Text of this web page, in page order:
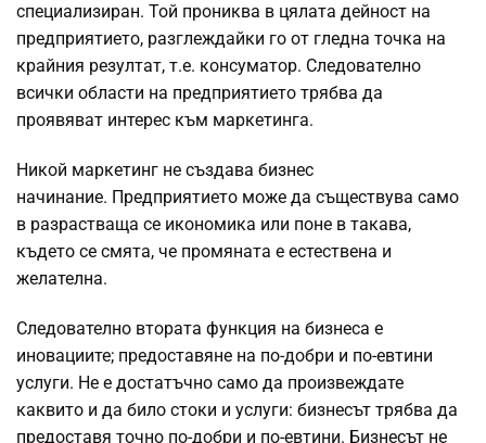
специализиран. Той прониква в цялата дейност на
предприятието, разглеждайки го от гледна точка на
крайния резултат, т.е. консуматор. Следователно
всички области на предприятието трябва да
проявяват интерес към маркетинга.
Никой маркетинг не създава бизнес
начинание. Предприятието може да съществува само
в разрастваща се икономика или поне в такава,
където се смята, че промяната е естествена и
желателна.
Следователно втората функция на бизнеса е
иновациите; предоставяне на по-добри и по-евтини
услуги. Не е достатъчно само да произвеждате
каквито и да било стоки и услуги: бизнесът трябва да
предоставя точно по-добри и по-евтини. Бизнесът не